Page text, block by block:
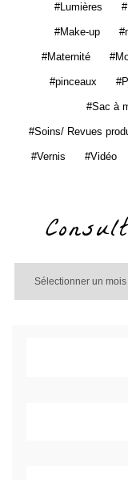
Lumières
Make-up
Maternité
pinceaux
Sac à
Soins/ Revues
Vernis Vidéo